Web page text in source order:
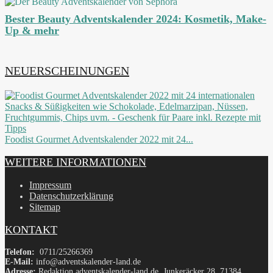
Bester Beauty Adventskalender 2024: Kosmetik, Make-
Up & mehr
NEUERSCHEINUNGEN
Foodist Gourmet Adventskalender 2022 mit 24...
WEITERE INFORMATIONEN
Impressum
Datenschutzerklärung
Sitemap
KONTAKT
Telefon: 0711/25266369
E-Mail: info@adventskalender-land.de